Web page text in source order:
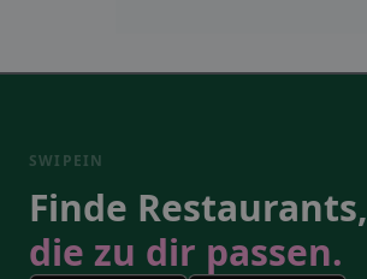
SWIPEIN
Finde Restaurants,
die zu dir passen.